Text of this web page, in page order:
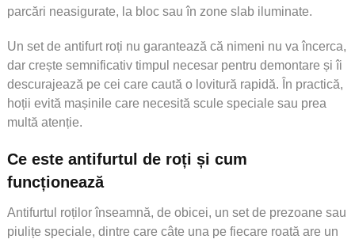
parcări neasigurate, la bloc sau în zone slab iluminate.
Un set de antifurt roți nu garantează că nimeni nu va încerca,
dar crește semnificativ timpul necesar pentru demontare și îi
descurajează pe cei care caută o lovitură rapidă. În practică,
hoții evită mașinile care necesită scule speciale sau prea
multă atenție.
Ce este antifurtul de roți și cum
funcționează
Antifurtul roților înseamnă, de obicei, un set de prezoane sau
piulițe speciale, dintre care câte una pe fiecare roată are un